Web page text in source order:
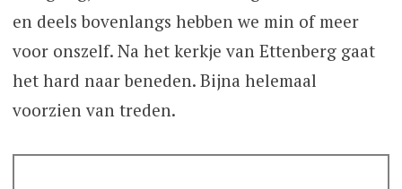
en deels bovenlangs hebben we min of meer
voor onszelf. Na het kerkje van Ettenberg gaat
het hard naar beneden. Bijna helemaal
voorzien van treden.